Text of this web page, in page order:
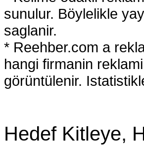
sunulur. Böylelikle
saglanir.
* Reehber.com a
hangi firmanin
görüntülenir.
Hedef Kitleye,